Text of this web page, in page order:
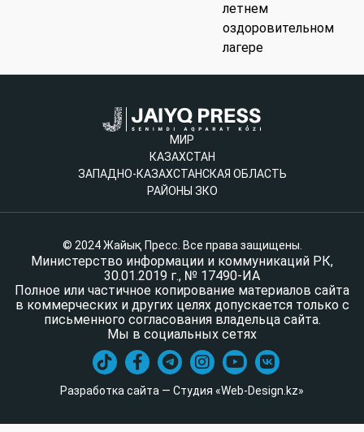
летнем
оздоровительном
лагере
МИР
КАЗАХСТАН
ЗАПАДНО-КАЗАХСТАНСКАЯ ОБЛАСТЬ
РАЙОНЫ ЗКО
© 2024 Жайық Пресс. Все права защищены.
Министерство информации и коммуникаций РК,
30.01.2019 г., № 17490-ИА
Полное или частичное копирование материалов сайта
в коммерческих и других целях допускается только с
письменного согласования владельца сайта.
Мы в социальных сетях
Разработка сайта — Студия «Web-Design.kz»